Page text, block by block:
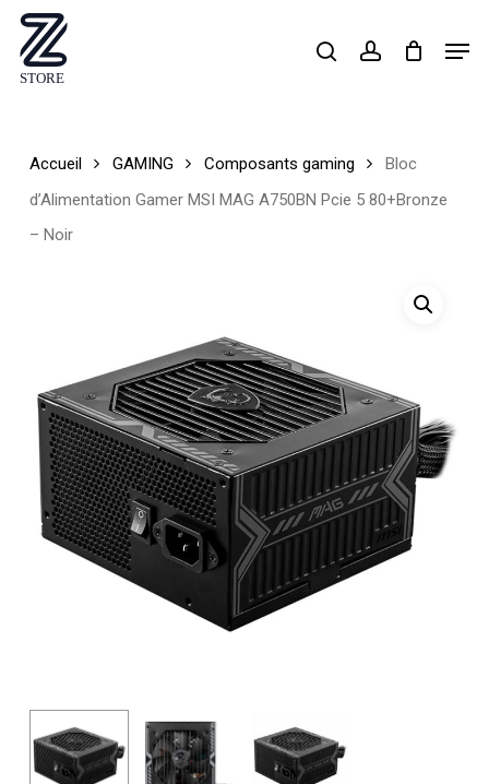
Skip
main
searchaccount
Accueil GAMING Composants gaming
Bloc
d’Alimentation Gamer MSI MAG A750BN Pcie 5 80+Bronze
– Noir